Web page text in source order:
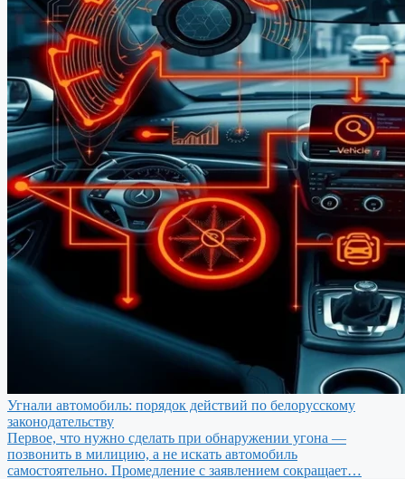
Угнали автомобиль: порядок действий по белорусскому
законодательству
Первое, что нужно сделать при обнаружении угона —
позвонить в милицию, а не искать автомобиль
самостоятельно. Промедление с заявлением сокращает…